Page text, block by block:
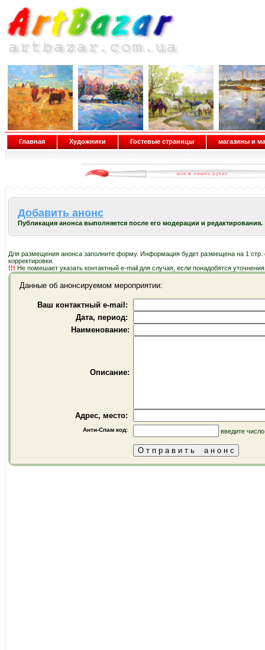
Главная Художники Гостевые страницы магазины и
Добавить анонс
Публикация анонса выполняется после его модерации и редактирования.
Для размещения анонса заполните форму. Информация будет размещена на 1 стр.
корректировки.
!!! Не помешает указать контактный e-mail для случая, если понадобятся
Данные об анонсируемом мероприятии:
Ваш контактный e-mail:
Дата, период:
Наименование:
Описание:
Адрес, место:
Анти-Спам код: введите